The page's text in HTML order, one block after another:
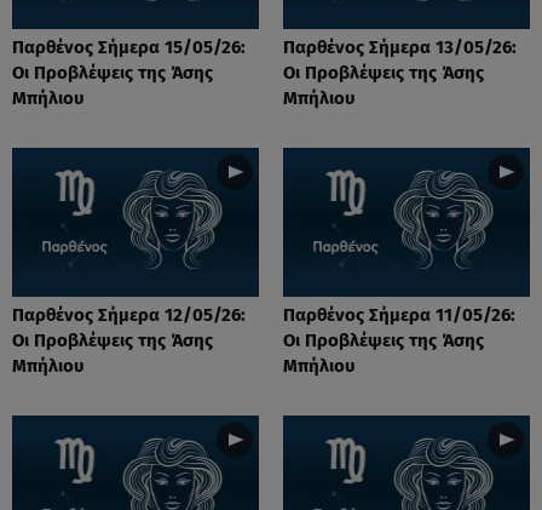
Παρθένος Σήμερα 15/05/26:
Οι Προβλέψεις της Άσης
Μπήλιου
Παρθένος Σήμερα 13/05/26:
Οι Προβλέψεις της Άσης
Μπήλιου
Παρθένος Σήμερα 12/05/26:
Οι Προβλέψεις της Άσης
Μπήλιου
Παρθένος Σήμερα 11/05/26:
Οι Προβλέψεις της Άσης
Μπήλιου